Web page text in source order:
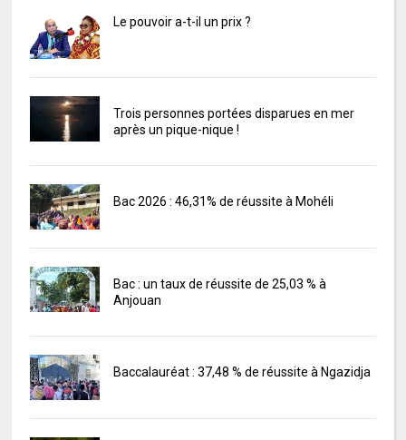
Le pouvoir a-t-il un prix ?
Trois personnes portées disparues en mer
après un pique-nique !
Bac 2026 : 46,31% de réussite à Mohéli
Bac : un taux de réussite de 25,03 % à
Anjouan
Baccalauréat : 37,48 % de réussite à Ngazidja